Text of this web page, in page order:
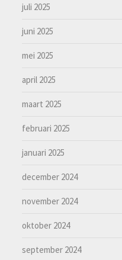
juli 2025
juni 2025
mei 2025
april 2025
maart 2025
februari 2025
januari 2025
december 2024
november 2024
oktober 2024
september 2024